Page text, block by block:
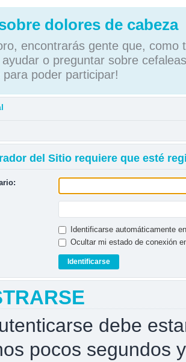
dolores de cabeza
encontrarás gente que, como
o preguntar sobre
poder participar!
del Sitio requiere que esté
Identificarse automáticamente
Ocultar mi estado de conexión
debe
pocos segundos